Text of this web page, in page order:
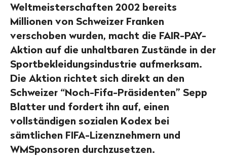
Weltmeisterschaften 2002 bereits
Millionen von Schweizer Franken
verschoben wurden, macht die FAIR-PAY-
Aktion auf die unhaltbaren Zustände in der
Sportbekleidungsindustrie aufmerksam.
Die Aktion richtet sich direkt an den
Schweizer “Noch-Fifa-Präsidenten” Sepp
Blatter und fordert ihn auf, einen
vollständigen sozialen Kodex bei
sämtlichen FIFA-Lizenznehmern und
WMSponsoren durchzusetzen.